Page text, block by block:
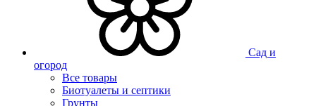
Сад и
огород
Все товары
Биотуалеты и септики
Грунты